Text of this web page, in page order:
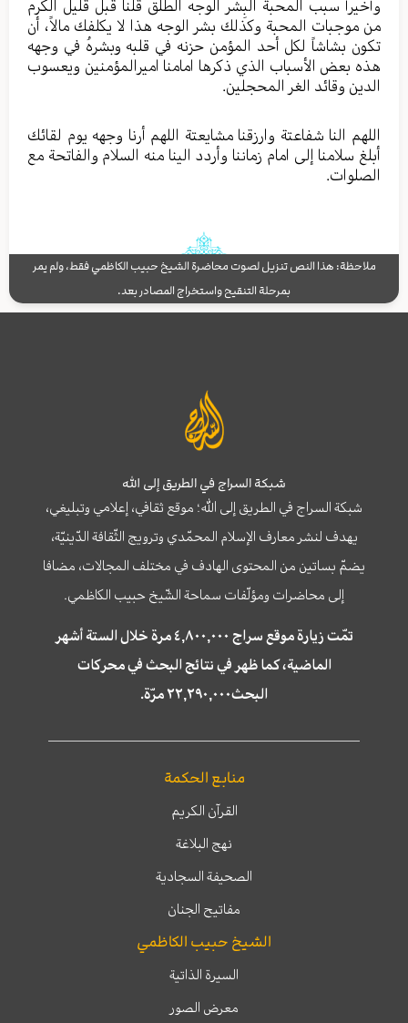
وأخیراً سبب المحبة البِشر الوجه الطلق قلنا قبل قلیل الکرم
من موجبات المحبة وکذلك بشر الوجه هذا لا یکلفك مالاً، أن
تکون بشاشاً لکل أحد المؤمن حزنه في قلبه وبشرهُ في وجهه
هذه بعض الأسباب الذي ذکرها امامنا امیرالمؤمنین ویعسوب
الدین وقائد الغر المحجلین.
اللهم النا شفاعتة وارزقنا مشایعتة اللهم أرنا وجهه یوم لقائك
أبلغ سلامنا إلی امام زماننا وأردد الینا منه السلام والفاتحة مع
الصلوات.
ملاحظة: هذا النص تنزيل لصوت محاضرة الشيخ حبيب الكاظمي فقط، ولم يمر
بمرحلة التنقيح واستخراج المصادر بعد.
شبكة السراج في الطريق إلى الله
شبكة السراج في الطريق إلى الله؛ موقع ثقافي، إعلامي وتبليغي،
يهدف لنشر معارف الإسلام المحمّدي وترويج الثّقافة الدّينيّة،
يضمّ بساتين من المحتوى الهادف في مختلف المجالات، مضافا
إلى محاضرات ومؤلّفات سماحة الشّيخ حبيب الكاظمي.
تمّت زيارة موقع سراج ٤,٨٠٠,٠٠٠ مرة خلال الستة أشهر
الماضية، كما ظهر في نتائج البحث في محركات
البحث٢٢,٢٩٠,٠٠٠ مرّة.
منابع الحكمة
القرآن الكريم
نهج البلاغة
الصحيفة السجادية
مفاتيح الجنان
الشيخ حبيب الكاظمي
السيرة الذاتية
معرض الصور